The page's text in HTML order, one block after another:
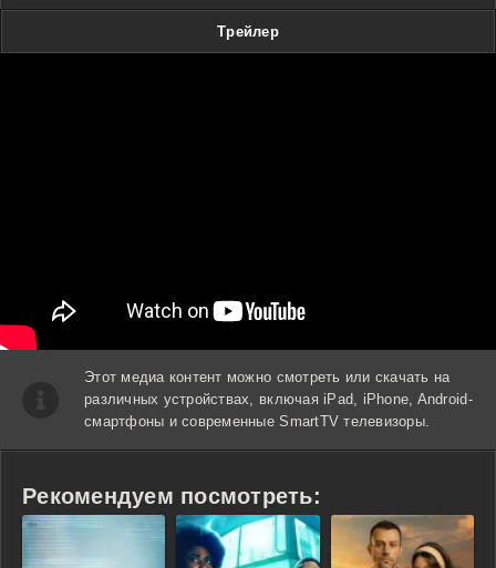
Трейлер
Этот медиа контент можно смотреть или скачать на
различных устройствах, включая iPad, iPhone, Android-
смартфоны и современные SmartTV телевизоры.
Рекомендуем посмотреть: